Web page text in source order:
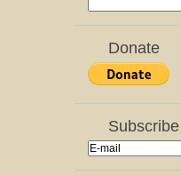
Donate
Subscribe